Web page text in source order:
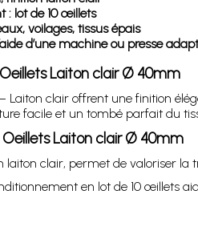
: lot de 10 œillets
voilages, tissus épais
d’une machine ou presse
Laiton clair Ø 40mm
clair offrent une finition
facile et un tombé parfait du
Laiton clair Ø 40mm
laiton clair, permet de valoriser la
en lot de 10 œillets